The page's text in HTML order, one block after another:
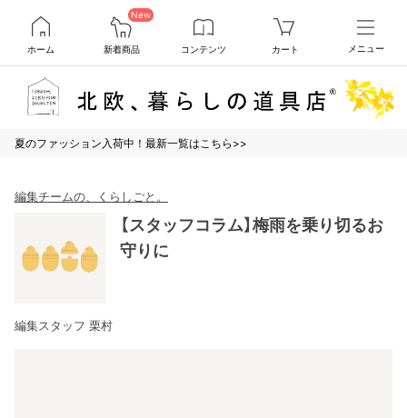
ホーム
New
新着商品 コンテンツ カート メニュー
夏のファッション入荷中！最新一覧はこちら>>
編集チームの、くらしごと。
【スタッフコラム】梅雨を乗り切るお
守りに
編集スタッフ 栗村